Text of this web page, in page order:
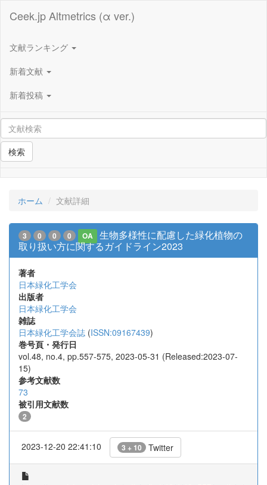
Ceek.jp Altmetrics (α ver.)
文献ランキング
新着文献
新着投稿
検索
ホーム 文献詳細
3 0 0 0 OA
生物多様性に配慮した緑化植物の
取り扱い方に関するガイドライン2023
著者
日本緑化工学会
出版者
日本緑化工学会
雑誌
日本緑化工学会誌 (ISSN:09167439)
巻号頁・発行日
vol.48, no.4, pp.557-575, 2023-05-31 (Released:2023-07-
15)
参考文献数
73
被引用文献数
2
2023-12-20 22:41:10 3 + 10 Twitter